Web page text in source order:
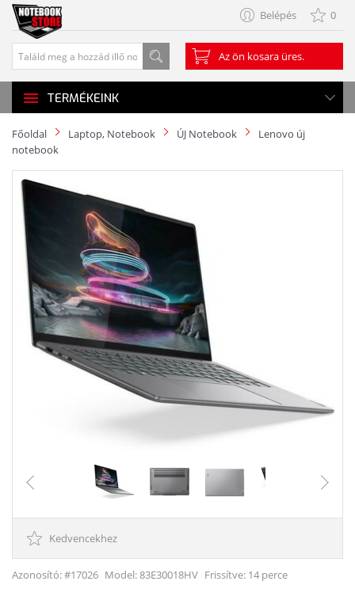
Belépés 0
Az ön kosara üres.
TERMÉKEINK
Főoldal Laptop, Notebook ÚJ Notebook
Lenovo új
notebook
Kedvencekhez
Azonosító: #17026 Model:83E30018HV Frissítve: 14 perce